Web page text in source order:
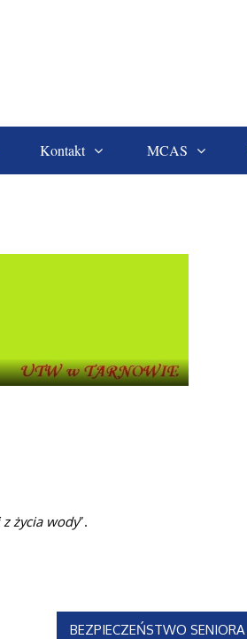
Kontakt MCAS
życia wody”.
BEZPIECZEŃSTWO SENIORA